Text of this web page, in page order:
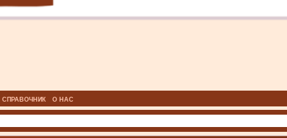
СПРАВОЧНИК О НАС